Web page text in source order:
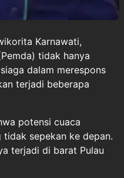
Karnawati,
Pemda) tidak hanya
dalam merespons
terjadi beberapa
potensi cuaca
sepekan ke depan.
terjadi di barat Pulau